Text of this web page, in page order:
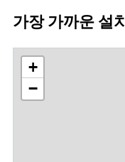
가장 가까운 설
+
−